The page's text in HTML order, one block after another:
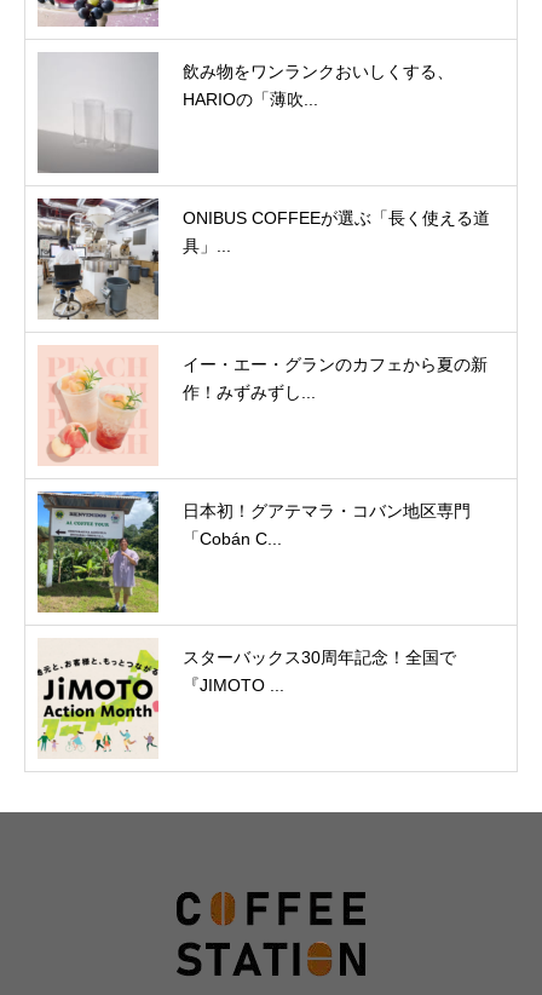
飲み物をワンランクおいしくする、
HARIOの「薄吹...
ONIBUS COFFEEが選ぶ「長く使える道
具」...
イー・エー・グランのカフェから夏の新
作！みずみずし...
日本初！グアテマラ・コバン地区専門
「Cobán C...
スターバックス30周年記念！全国で
『JIMOTO ...